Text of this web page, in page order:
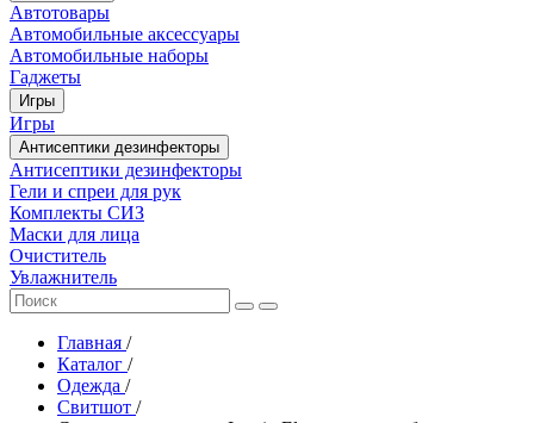
Автотовары
Автомобильные аксессуары
Автомобильные наборы
Гаджеты
Игры
Игры
Антисептики дезинфекторы
Антисептики дезинфекторы
Гели и спреи для рук
Комплекты СИЗ
Маски для лица
Очиститель
Увлажнитель
Главная /
Каталог /
Одежда /
Свитшот /